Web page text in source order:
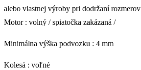
alebo vlastnej výroby pri dodržaní rozmerov
Motor : volný / spiatočka zakázaná /
Minimálna výška podvozku : 4 mm
Kolesá : voľné